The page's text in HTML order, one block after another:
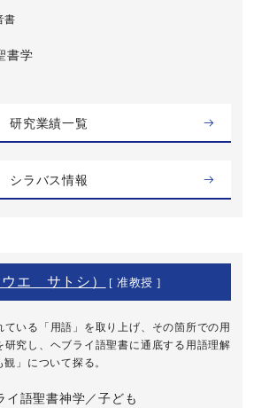
書
書学
研究業績一覧
シラバス情報
エ サトシ） [ 准教授 ]
いる「用語」を取り上げ、その箇所での用
究し、ヘブライ語聖書に通底する用語理解
」について探る。
イ語聖書神学／子ども